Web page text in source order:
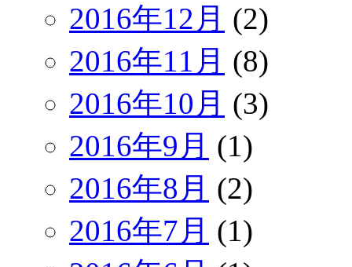
2016年12月 (2)
2016年11月 (8)
2016年10月 (3)
2016年9月 (1)
2016年8月 (2)
2016年7月 (1)